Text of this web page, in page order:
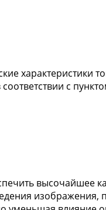
характеристики
с
высочайшее
изображения,